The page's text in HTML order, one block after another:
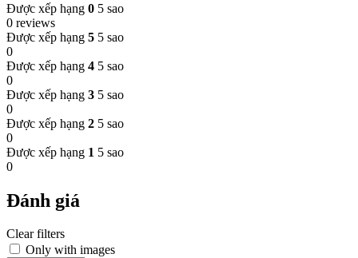
Được xếp hạng 0 5 sao
0 reviews
Được xếp hạng 5 5 sao
0
Được xếp hạng 4 5 sao
0
Được xếp hạng 3 5 sao
0
Được xếp hạng 2 5 sao
0
Được xếp hạng 1 5 sao
0
Đánh giá
Clear filters
Only with images